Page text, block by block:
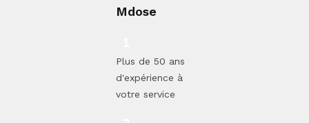
Mdose
Plus de 50 ans
d'expérience à
votre service